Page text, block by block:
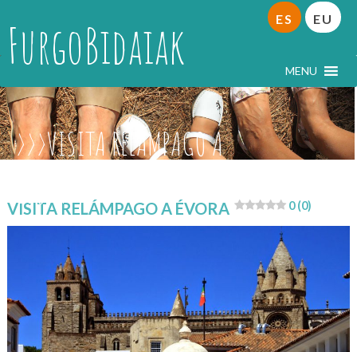
FurgoBidaiak MENU
ES EU
VISITA RELÁMPAGO A
VISITA RELÁMPAGO A ÉVORA 0 (0)